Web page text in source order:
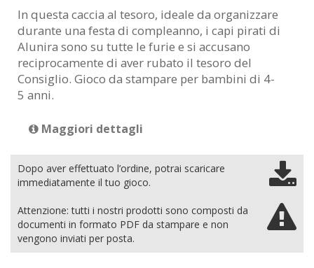
In questa caccia al tesoro, ideale da organizzare
durante una festa di compleanno, i capi pirati di
Alunira sono su tutte le furie e si accusano
reciprocamente di aver rubato il tesoro del
Consiglio. Gioco da stampare per bambini di 4-
5 anni.
Maggiori dettagli
Dopo aver effettuato l’ordine, potrai scaricare
immediatamente il tuo gioco.
Attenzione: tutti i nostri prodotti sono composti da
documenti in formato PDF da stampare e non
vengono inviati per posta.